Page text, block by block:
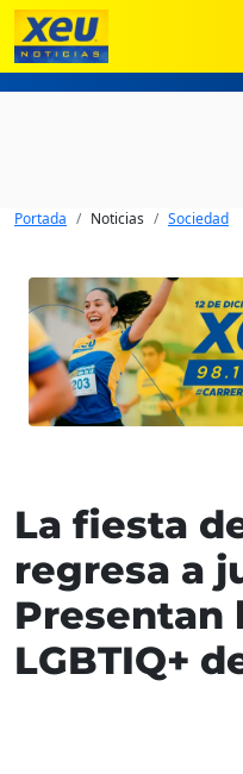
Portada Noticias Sociedad
La fiesta
regresa a
Presentan
LGBTIQ+